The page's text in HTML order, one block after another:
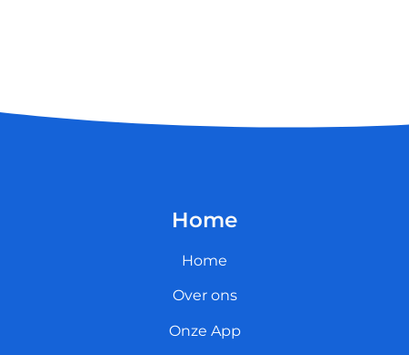
Home
Home
Over ons
Onze App